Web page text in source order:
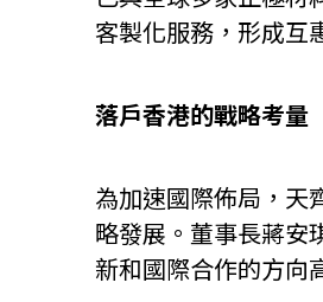
客製化服務，形成互
落戶香港的戰略考量
為加速國際佈局，天
略發展。董事長蔣安
新和國際合作的方向